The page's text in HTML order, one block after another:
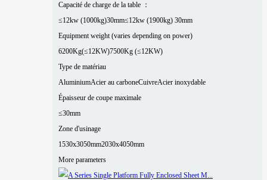
Capacité de charge de la table ：
≤12kw (1000kg)30mm≤12kw (1900kg) 30mm
Equipment weight (varies depending on power)
6200Kg(≤12KW)7500Kg (≤12KW)
Type de matériau
AluminiumAcier au carboneCuivreAcier inoxydable
Épaisseur de coupe maximale
≤30mm
Zone d'usinage
1530x3050mm2030x4050mm
More parameters